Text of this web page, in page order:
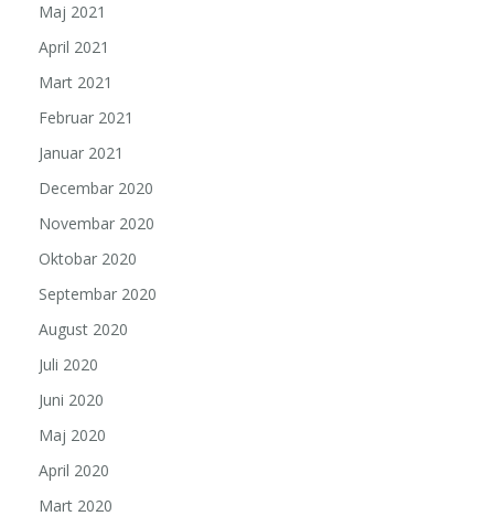
Maj 2021
April 2021
Mart 2021
Februar 2021
Januar 2021
Decembar 2020
Novembar 2020
Oktobar 2020
Septembar 2020
August 2020
Juli 2020
Juni 2020
Maj 2020
April 2020
Mart 2020